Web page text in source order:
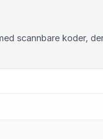
scannbare koder,